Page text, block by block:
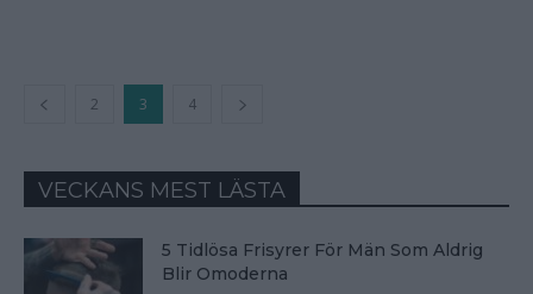
2 3 4
VECKANS MEST LÄSTA
5 Tidlösa Frisyrer För Män Som Aldrig
Blir Omoderna